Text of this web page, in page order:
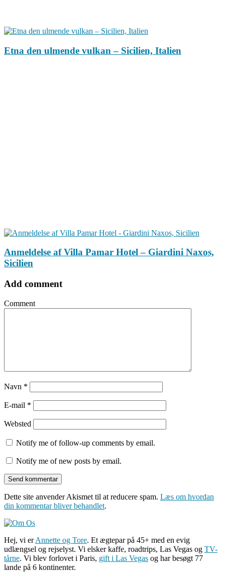
Etna den ulmende vulkan – Sicilien, Italien
Anmeldelse af Villa Pamar Hotel – Giardini Naxos,
Sicilien
Add comment
Comment
Navn *
E-mail *
Websted
Notify me of follow-up comments by email.
Notify me of new posts by email.
Dette site anvender Akismet til at reducere spam. Læs om hvordan
din kommentar bliver behandlet.
Hej, vi erAnnette og Tore. Et ægtepar på 45+ med en evig
udlængsel og rejselyst. Vi elsker kaffe, roadtrips, Las Vegas og TV-
tårne. Vi blev forlovet i Paris, gift i Las Vegas og har besøgt 77
lande på 6 kontinenter.